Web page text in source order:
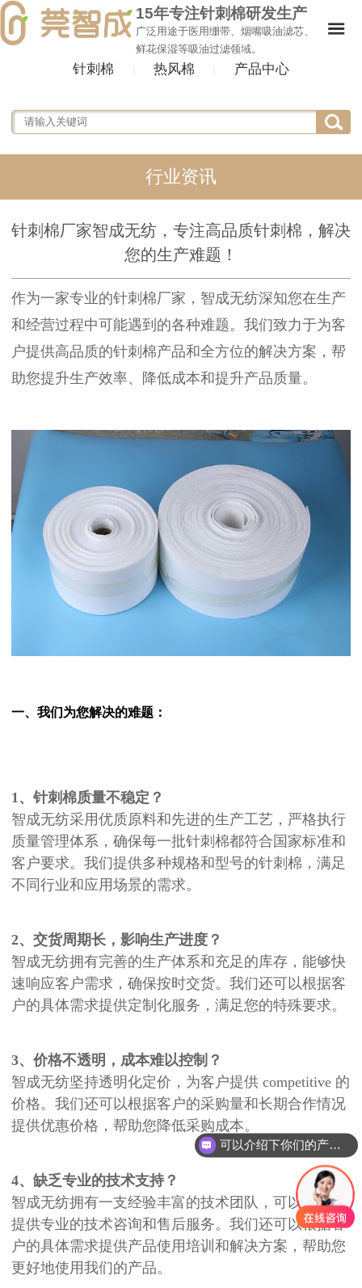
15年专注针刺棉研发生产
广泛用途于医用绷带、烟嘴吸油滤芯、
鲜花保湿等吸油过滤领域。
针刺棉 热风棉 产品中心
行业资讯
针刺棉厂家智成无纺，专注高品质针刺棉，解决
您的生产难题！
作为一家专业的针刺棉厂家 ，智成无纺深知您在生产
和经营过程中可能遇到的各种难题。我们致力于为客
户提供高品质的针刺棉产品和全方位的解决方案，帮
助您提升生产效率、降低成本和提升产品质量。
一、我们为您解决的难题：
1、针刺棉质量不稳定？
智成无纺采用优质原料和先进的生产工艺，严格执行
质量管理体系，确保每一批针刺棉都符合国家标准和
客户要求。我们提供多种规格和型号的针刺棉，满足
不同行业和应用场景的需求。
2、交货周期长，影响生产进度？
智成无纺拥有完善的生产体系和充足的库存，能够快
速响应客户需求，确保按时交货。我们还可以根据客
户的具体需求提供定制化服务，满足您的特殊要求。
3、 价格不透明，成本难以控制？
智成无纺坚持透明化定价，为客户提供 competitive 的
价格。我们还可以根据客户的采购量和长期合作情况
提供优惠价格，帮助您降低采购成本。
4、缺乏专业的技术支持？
智成无纺拥有一支经验丰富的技术团队，可以为客户
提供专业的技术咨询和售后服务。我们还可以根据客
户的具体需求提供产品使用培训和解决方案，帮助您
更好地使用我们的产品。
可以介绍下你们的产品么？